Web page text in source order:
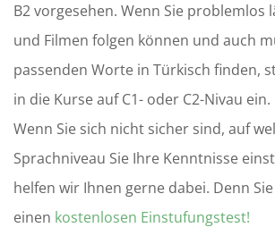
B2 vorgesehen. Wenn Sie problemlos
und Filmen folgen können und auch
passenden Worte in Türkisch finden,
in die Kurse auf C1- oder C2-Nivau ein.
Wenn Sie sich nicht sicher sind, auf
Sprachniveau Sie Ihre Kenntnisse
helfen wir Ihnen gerne dabei. Denn
einen kostenlosen Einstufungstest!